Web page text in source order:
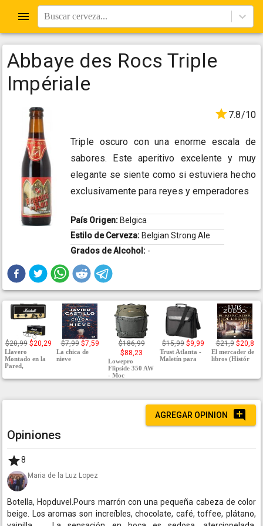
Buscar cerveza...
Abbaye des Rocs Triple
Impériale
7.8/10
Triple oscuro con una enorme escala de
sabores. Este aperitivo excelente y muy
elegante se siente como si estuviera hecho
exclusivamente para reyes y emperadores
País Origen: Belgica
Estilo de Cerveza: Belgian Strong Ale
Grados de Alcohol: -
$20,99 $20,29
Llavero
Montado en la
Pared,
$7,99 $7,59
La chica de
nieve
$186,99
$88,23
Lowepro
Flipside 350 AW
- Moc
$15,99 $9,99
Trust Atlanta -
Maletín para
$21,9 $20,8
El mercader de
libros (Histór
AGREGAR OPINION
Opiniones
8
Maria de la Luz Lopez
Botella, Hopduvel.Pours marrón con una pequeña cabeza de color
beige. Los aromas son increíbles, chocolate, café, toffee, plátano,